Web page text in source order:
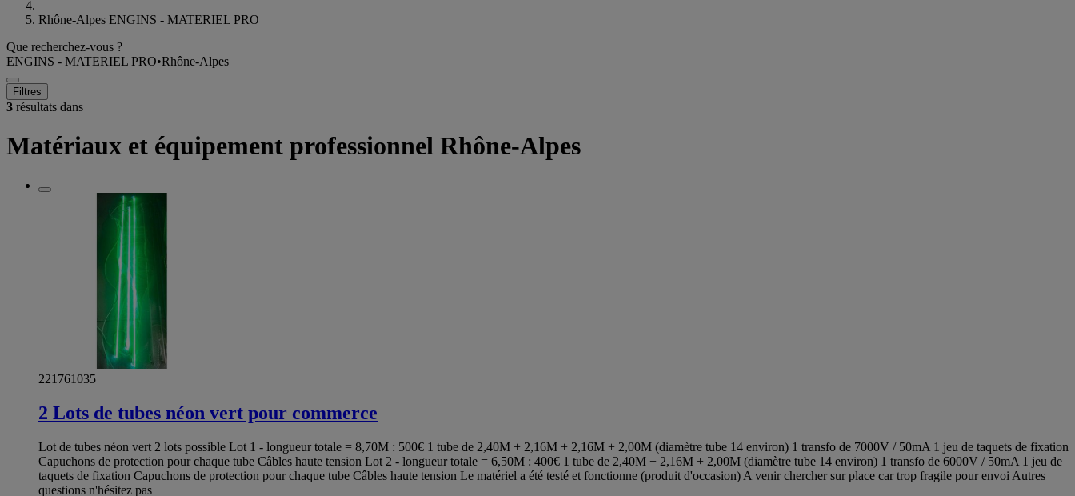
Rhône-Alpes ENGINS - MATERIEL PRO
Que recherchez-vous ?
ENGINS - MATERIEL PRO•Rhône-Alpes
Filtres
3 résultats dans
Matériaux et équipement professionnel Rhône-Alpes
221761035
2 Lots de tubes néon vert pour commerce
Lot de tubes néon vert 2 lots possible Lot 1 - longueur totale = 8,70M : 500€ 1 tube de 2,40M + 2,16M + 2,16M + 2,00M (diamètre tube 14 environ) 1 transfo de 7000V / 50mA 1 jeu de taquets de fixation
Capuchons de protection pour chaque tube Câbles haute tension Lot 2 - longueur totale = 6,50M : 400€ 1 tube de 2,40M + 2,16M + 2,00M (diamètre tube 14 environ) 1 transfo de 6000V / 50mA 1 jeu de
taquets de fixation Capuchons de protection pour chaque tube Câbles haute tension Le matériel a été testé et fonctionne (produit d'occasion) A venir chercher sur place car trop fragile pour envoi Autres
questions n'hésitez pas